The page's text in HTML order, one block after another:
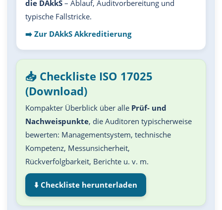
die DAkkS – Ablauf, Auditvorbereitung und
typische Fallstricke.
➡️ Zur DAkkS Akkreditierung
📥 Checkliste ISO 17025
(Download)
Kompakter Überblick über alle Prüf- und
Nachweispunkte, die Auditoren typischerweise
bewerten: Managementsystem, technische
Kompetenz, Messunsicherheit,
Rückverfolgbarkeit, Berichte u. v. m.
⬇️ Checkliste herunterladen